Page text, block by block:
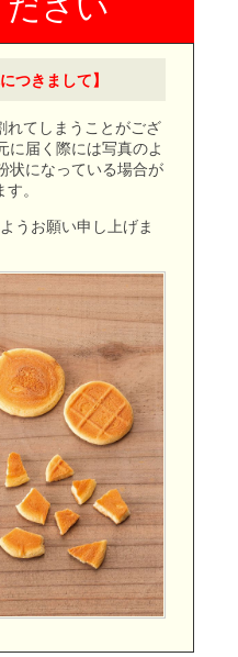
つきまして】
れてしまうことがござ
に届く際には写真のよ
状になっている場合が
。
うお願い申し上げま